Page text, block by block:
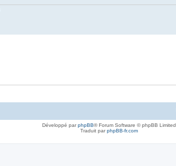
Développé parphpBB® Forum Software © phpBB Limited
Traduit parphpBB-fr.com